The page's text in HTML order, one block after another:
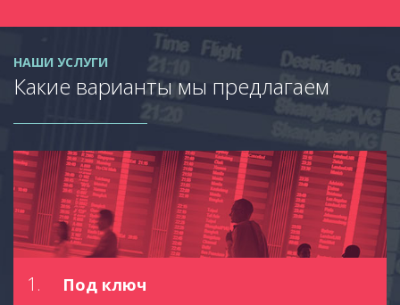
НАШИ УСЛУГИ
Какие варианты мы предлагаем
1. Под ключ